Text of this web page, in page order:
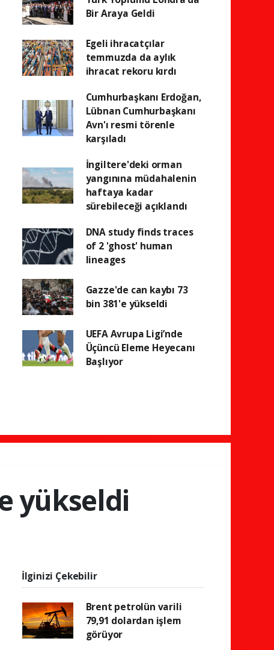
Bir Araya Geldi
Egeli ihracatçılar
temmuzda da aylık
ihracat rekoru kırdı
Cumhurbaşkanı Erdoğan,
Lübnan Cumhurbaşkanı
Avn'ı resmi törenle
karşıladı
İngiltere'deki orman
yangınına müdahalenin
haftaya kadar
sürebileceği açıklandı
DNA study finds traces
of 2 'ghost' human
lineages
Gazze'de can kaybı 73
bin 381'e yükseldi
UEFA Avrupa Ligi’nde
Üçüncü Eleme Heyecanı
Başlıyor
yükseldi
İlginizi Çekebilir
Brent petrolün varili
79,91 dolardan işlem
görüyor